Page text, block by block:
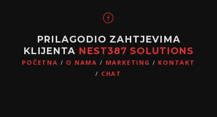
PRILAGODIO ZAHTJEVIMA
KLIJENTA NEST387 SOLUTIONS
POČETNA O NAMA MARKETING
KONTAKT
CHAT